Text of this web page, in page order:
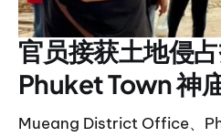
官员接获土地侵
Phuket Town 神
Mueang District Office、